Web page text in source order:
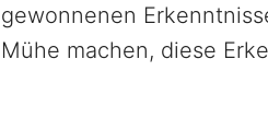
gewonnenen
Mühe machen, diese